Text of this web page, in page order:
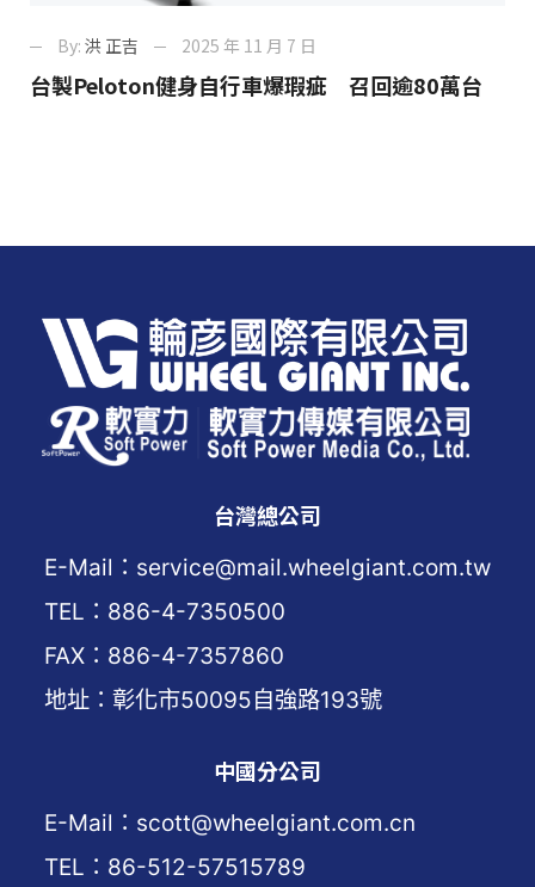
By: 洪 正吉 2025 年 11 月 7 日
台製Peloton健身自行車爆瑕疵 召回逾80萬台
台灣總公司
E-Mail：service@mail.wheelgiant.com.tw
TEL：886-4-7350500
FAX：886-4-7357860
地址：彰化市50095自強路193號
中國分公司
E-Mail：scott@wheelgiant.com.cn
TEL：86-512-57515789